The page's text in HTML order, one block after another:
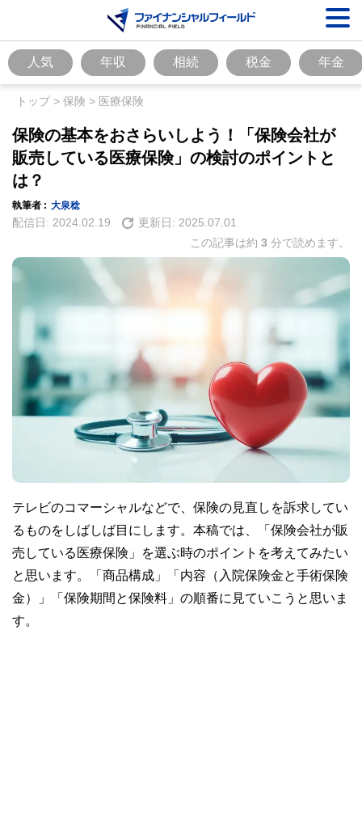
人気 年収 相続 税金 年金
トップ> 保険 > 医療保険
保険の基本をおさらいしよう！「保険会社が
販売している医療保険」の検討のポイントと
は？
執筆者 : 大泉稔
配信日: 2024.02.19 更新日: 2025.07.01
この記事は約 3 分で読めます。
テレビのコマーシャルなどで、保険の見直しを訴求してい
るものをしばしば目にします。本稿では、「保険会社が販
売している医療保険」を選ぶ時のポイントを考えてみたい
と思います。「商品構成」「内容（入院保険金と手術保険
金）」「保険期間と保険料」の順番に見ていこうと思いま
す。